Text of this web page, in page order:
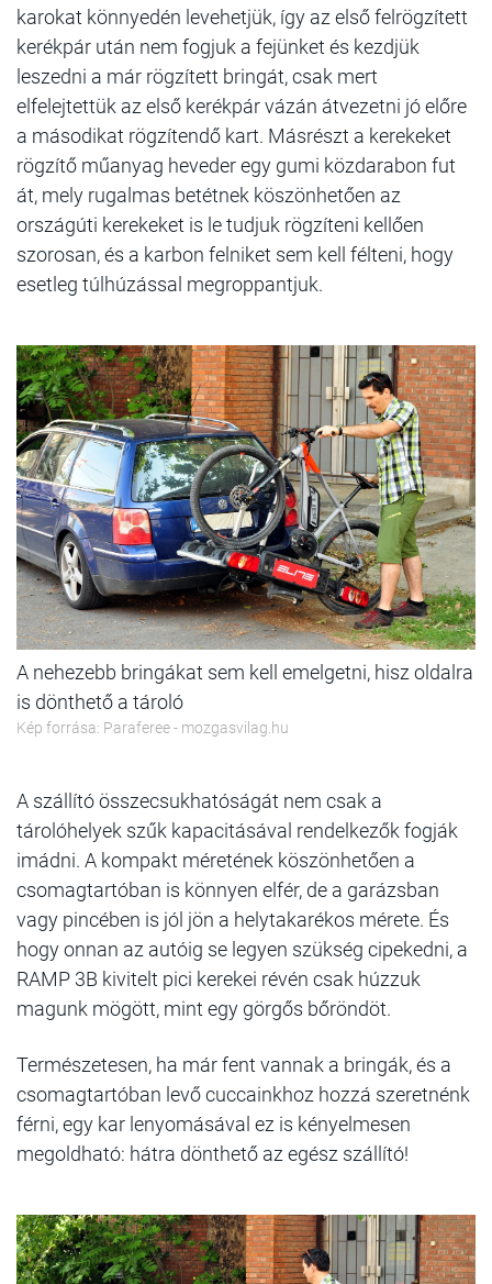
karokat könnyedén levehetjük, így az első felrögzített
kerékpár után nem fogjuk a fejünket és kezdjük
leszedni a már rögzített bringát, csak mert
elfelejtettük az első kerékpár vázán átvezetni jó előre
a másodikat rögzítendő kart. Másrészt a kerekeket
rögzítő műanyag heveder egy gumi közdarabon fut
át, mely rugalmas betétnek köszönhetően az
országúti kerekeket is le tudjuk rögzíteni kellően
szorosan, és a karbon felniket sem kell félteni, hogy
esetleg túlhúzással megroppantjuk.
A nehezebb bringákat sem kell emelgetni, hisz oldalra
is dönthető a tároló
Kép forrása: Paraferee - mozgasvilag.hu
A szállító összecsukhatóságát nem csak a
tárolóhelyek szűk kapacitásával rendelkezők fogják
imádni. A kompakt méretének köszönhetően a
csomagtartóban is könnyen elfér, de a garázsban
vagy pincében is jól jön a helytakarékos mérete. És
hogy onnan az autóig se legyen szükség cipekedni, a
RAMP 3B kivitelt pici kerekei révén csak húzzuk
magunk mögött, mint egy görgős bőröndöt.
Természetesen, ha már fent vannak a bringák, és a
csomagtartóban levő cuccainkhoz hozzá szeretnénk
férni, egy kar lenyomásával ez is kényelmesen
megoldható: hátra dönthető az egész szállító!